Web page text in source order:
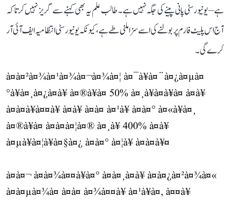
ہے– یونیورسٹی پانی پینے کی جگہ نہیں ہے۔ طالب علم یہ بھی کہنے سے گریز نہیں کرتا کہ
آج اس پلیٹ فارم پر بولنے کی اسے سزا ملنی طے ہے، کیونکہ یونیورسٹی انتظامیہ ایف آئی آر
کرے گی۔
à¤à¤²à¤¾à¤¹à¤¾à¤¬à¤¾à¤¦ à¤¯à¥à¤¨à¤¿à¤µà¤
°à¥à¤¸à¤¿à¤à¥ à¤®à¥à¤ 50% à¤¸à¥à¤à¥à¤ à¤à¥
à¤à¤à¥à¤¤à¥ à¤à¥ à¤à¤ à¤¹à¥ à¤à¤° à¤«à¥à¤¸
à¤®à¥à¤ à¤à¤à¤¦à¤® à¤¸à¥ 400% à¤à¥
à¤µà¥à¤¦à¥à¤§à¤¿ à¤à¤° à¤¦à¥ à¤à¤à¥¤
à¤à¤¬ à¤à¤¾à¤¤à¥à¤° à¤à¤¸à¤à¥ à¤à¤¿à¤²à¤¾à¤«
à¤à¤µà¤¾à¤ à¤à¤ à¤¾à¤¤à¥ à¤¹à¥à¤, à¤¤à¥